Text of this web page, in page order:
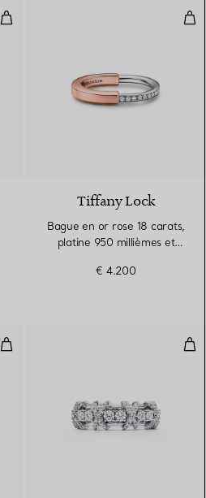
Bague en platine 950 millièmes
Tiffany Lock
Bague en or rose 18 carats,
platine 950 millièmes et
€ 4.200
Bague Wings Large en platine